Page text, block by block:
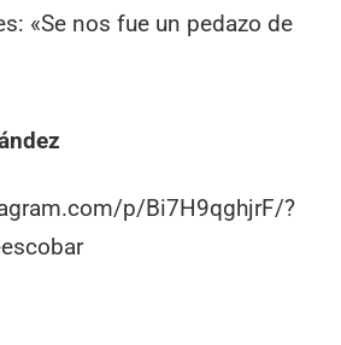
«Se nos fue un pedazo de
p/Bi7H9qghjrF/?